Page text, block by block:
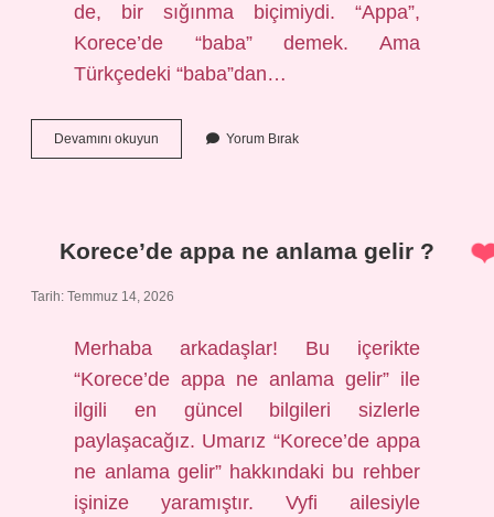
de, bir sığınma biçimiydi. “Appa”,
Korece’de “baba” demek. Ama
Türkçedeki “baba”dan…
Devamını okuyun Korece’de
appa
Yorum Bırak
Korece’de appa ne anlama gelir ?
Tarih: Temmuz 14, 2026
Merhaba arkadaşlar! Bu içerikte
“Korece’de appa ne anlama gelir” ile
ilgili en güncel bilgileri sizlerle
paylaşacağız. Umarız “Korece’de appa
ne anlama gelir” hakkındaki bu rehber
işinize yaramıştır. Vyfi ailesiyle